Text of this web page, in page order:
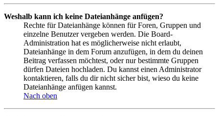
Weshalb kann ich keine Dateianhänge anfügen?
Rechte für Dateianhänge können für Foren, Gruppen und
einzelne Benutzer vergeben werden. Die Board-
Administration hat es möglicherweise nicht erlaubt,
Dateianhänge in dem Forum anzufügen, in dem du deinen
Beitrag verfassen möchtest, oder nur bestimmte Gruppen
dürfen Dateien hochladen. Du kannst einen Administrator
kontaktieren, falls du dir nicht sicher bist, wieso du keine
Dateianhänge anfügen kannst.
Nach oben